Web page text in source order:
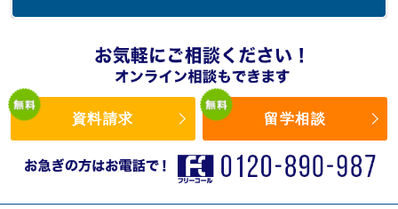
資料請求 留学相談